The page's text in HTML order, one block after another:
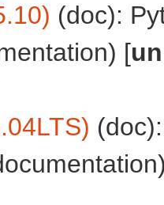
(doc):
[